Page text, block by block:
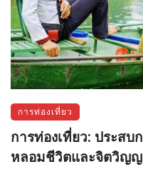
การท่องเที่ยว
การท่องเที่ยว: ประส
หลอมชีวิตและจิตวิญ